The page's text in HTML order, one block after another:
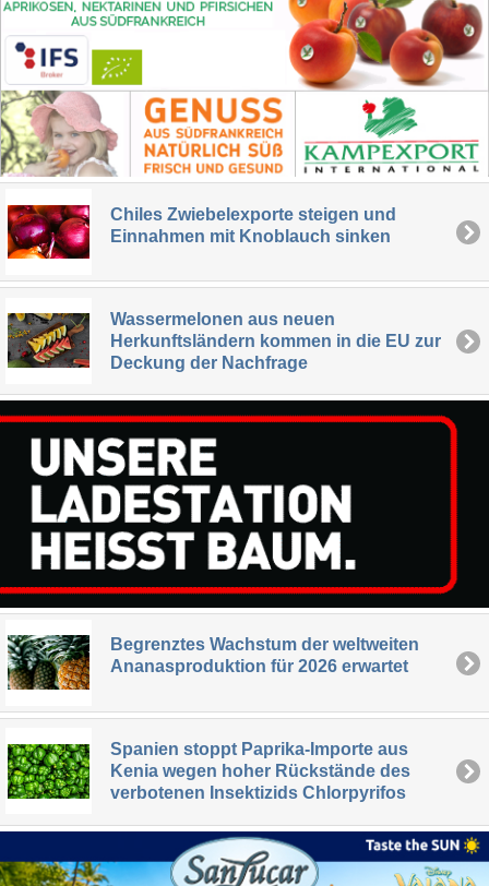
Chiles Zwiebelexporte steigen und
Einnahmen mit Knoblauch sinken
Wassermelonen aus neuen
Herkunftsländern kommen in die EU zur
Deckung der Nachfrage
Begrenztes Wachstum der weltweiten
Ananasproduktion für 2026 erwartet
Spanien stoppt Paprika-Importe aus
Kenia wegen hoher Rückstände des
verbotenen Insektizids Chlorpyrifos